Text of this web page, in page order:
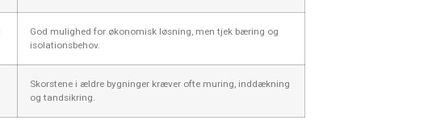
God mulighed for økonomisk løsning, men tjek bæring og
isolationsbehov.
Skorstene i ældre bygninger kræver ofte muring, inddækning
og tandsikring.